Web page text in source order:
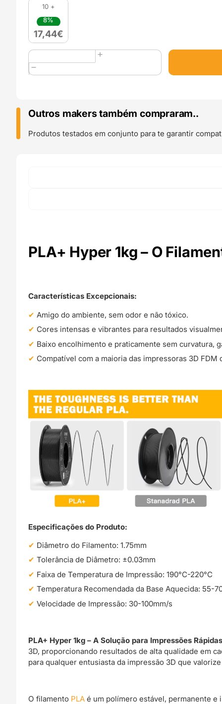
10 +
8%
17,44€
Quantidade
de
PLA+
Yellow
-
ERYONE
Outros makers também compraram..
Produtos testados em conjunto para te garantir
PLA+ Hyper 1kg – O
Características Excepcionais:
Amigo do ambiente, sem odor e não tóxico.
Cores intensas e vibrantes para resultados
Baixo encolhimento e praticamente sem curvatura,
Compatível com a maioria das impressoras 3D
Especificações do Produto:
Diâmetro do Filamento: 1.75mm
Tolerância de Diâmetro: ±0.03mm
Faixa de Temperatura de Impressão: 190°C-220°C
Temperatura Recomendada da Base Aquecida: 55-
Velocidade de Impressão: 30-100mm/s
PLA+ Hyper 1kg – A Solução para Impressões
3D, proporcionando resultados de alta qualidade em
para qualquer entusiasta da impressão 3D que
O filamento PLA é um polímero estável, permanente